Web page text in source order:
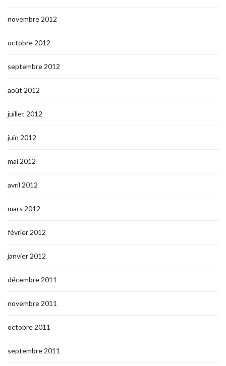
novembre 2012
octobre 2012
septembre 2012
août 2012
juillet 2012
juin 2012
mai 2012
avril 2012
mars 2012
février 2012
janvier 2012
décembre 2011
novembre 2011
octobre 2011
septembre 2011